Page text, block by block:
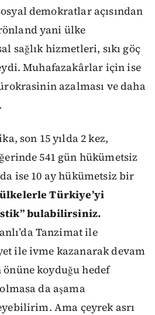
demokratlar açısından
yani ülke
sağlık hizmetleri, sıkı göç
Muhafazakârlar için ise
azalması ve daha
son 15 yılda 2 kez,
541 gün hükümetsiz
ise 10 ay hükümetsiz bir
Türkiye’yi
bulabilirsiniz.
Tanzimat ile
ile ivme kazanarak devam
önüne koyduğu hedef
da aşama
Ama çeyrek asrı